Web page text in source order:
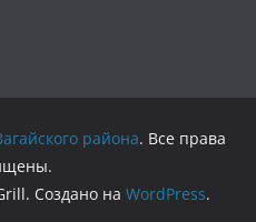
района. Все права
Создано на WordPress.